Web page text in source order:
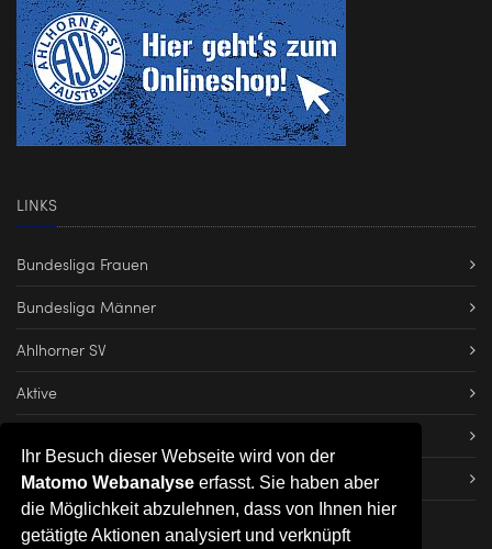
Ihr Besuch dieser Webseite wird von der
Matomo Webanalyse erfasst. Sie haben aber
die Möglichkeit abzulehnen, dass von Ihnen hier
getätigte Aktionen analysiert und verknüpft
LINKS
Bundesliga Frauen
Bundesliga Männer
Ahlhorner SV
Aktive
Impressum